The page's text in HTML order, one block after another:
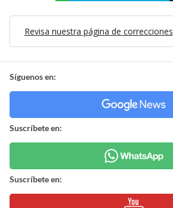
Revisa nuestra página de correcciones
Síguenos en:
Suscríbete en:
Suscríbete en: